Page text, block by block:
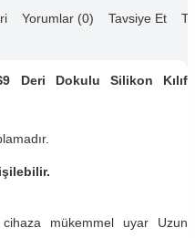
Yorumlar (0) Tavsiye Et
Deri Dokulu Silikon Kılıf
mükemmel uyar Uzun